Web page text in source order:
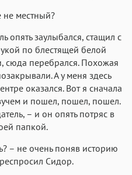
не местный?
опять заулыбался, стащил с
по блестящей белой
сюда перебрался. Похожая
А у меня здесь
оказался. Вот я сначала
и пошел, пошел, пошел.
– и он опять потряс в
папкой.
– не очень поняв историю
Сидор.